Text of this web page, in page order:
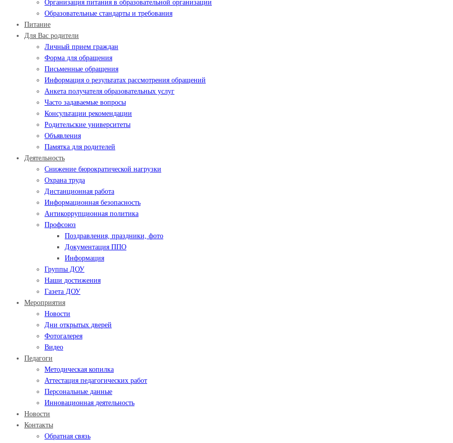
Организация питания в образовательной организации
Образовательные стандарты и требования
Питание
Для Вас родители
Личный прием граждан
Форма для обращения
Письменные обращения
Информация о результатах рассмотрения обращений
Анкета получателя образовательных услуг
Часто задаваемые вопросы
Консультации рекомендации
Родительские университеты
Объявления
Памятка для родителей
Деятельность
Снижение бюрократической нагрузки
Охрана труда
Дистанционная работа
Информационная безопасность
Антикоррупционная политика
Профсоюз
Поздравления, праздники, фото
Документация ППО
Информация
Группы ДОУ
Наши достижения
Газета ДОУ
Мероприятия
Новости
Дни открытых дверей
Фотогалерея
Видео
Педагоги
Методическая копилка
Аттестация педагогических работ
Персональные данные
Инновационная деятельность
Новости
Контакты
Обратная связь